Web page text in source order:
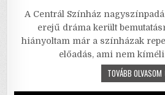
c
e
b
it
te
r
ai
l
A Centrál Színház
erejű dráma került
hiányoltam már a színházak
előadás, ami nem
TOVÁBB OLVASOMA